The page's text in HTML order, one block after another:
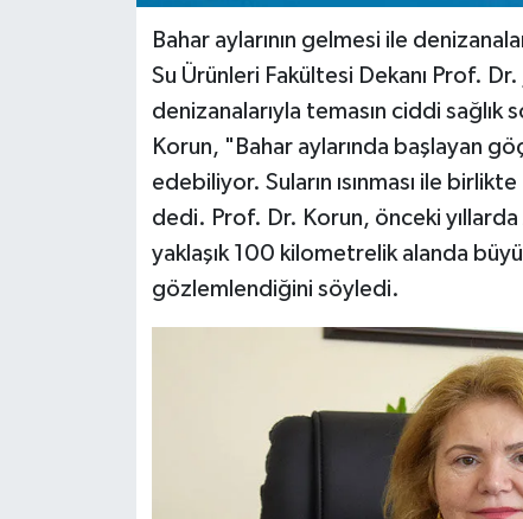
Bahar aylarının gelmesi ile
Su Ürünleri Fakültesi Dekanı Prof. Dr.
denizanalarıyla temasın ciddi
Korun, "Bahar aylarında başlayan
edebiliyor. Suların ısınması ile
dedi. Prof. Dr. Korun, önceki
yaklaşık 100 kilometrelik alanda
gözlemlendiğini söyledi.
Sosyal medya
Televizyon